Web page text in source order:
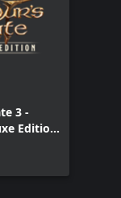
3 -
Edition